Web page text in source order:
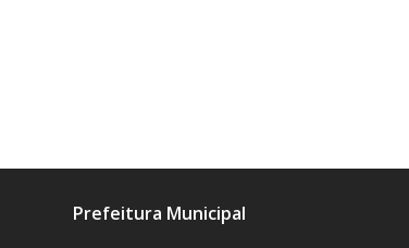
Prefeitura Municipal